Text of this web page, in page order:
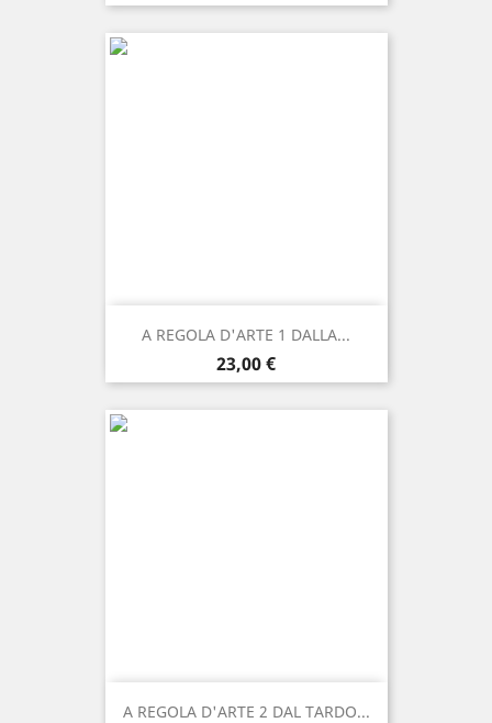
A REGOLA D'ARTE 1 DALLA...
Prezzo
23,00 €
A REGOLA D'ARTE 2 DAL TARDO...